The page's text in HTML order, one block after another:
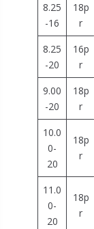
8.25
-16
18p
r
8.25
-20
16p
r
9.00
-20
18p
r
10.0
0-
20
18p
r
11.0
0-
20
18p
r